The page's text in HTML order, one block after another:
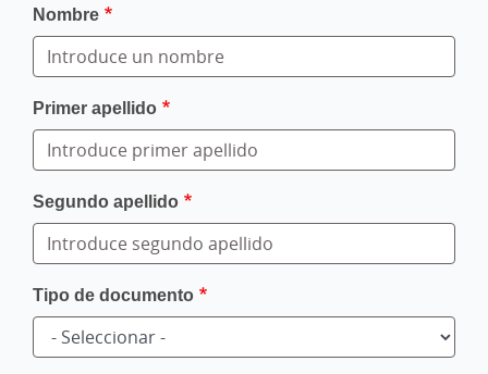
Nombre
Primer apellido
Segundo apellido
Tipo de documento